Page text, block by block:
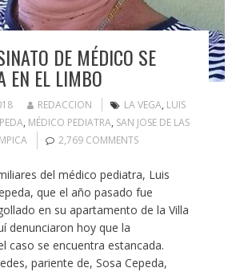
DE MÉDICO SE
EN EL LIMBO
REDACCION LA VEGA, LUIS
, MÉDICO PEDIATRA, SAN JOSE DE LAS
2,769 COMMENTS
del médico pediatra, Luis
que el año pasado fue
en su apartamento de la Villa
denunciaron hoy que la
caso se encuentra estancada.
pariente de, Sosa Cepeda,